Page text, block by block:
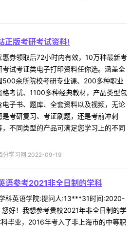
正版考研考试资料!
惠券领取后72小时内有效，10万种最新考
考试考证类电子打印资料任你选。涵盖全
500余所院校考研专业课、200多种职业
格考试、1100多种经典教材，产品类型包
电子书、题库、全套资料以及视频，无论
是考研复习、考证刷题，还是考前冲刺
，不同类型的产品可满足您学习上的不同
分学习网 2022-09-19
语参考2021非全日制的学科
科英语学院:提问人:13***31时间:2020-
好！我想参考贵校2021年非全日制的学
毕业，2016年考入了非上海市的中等职